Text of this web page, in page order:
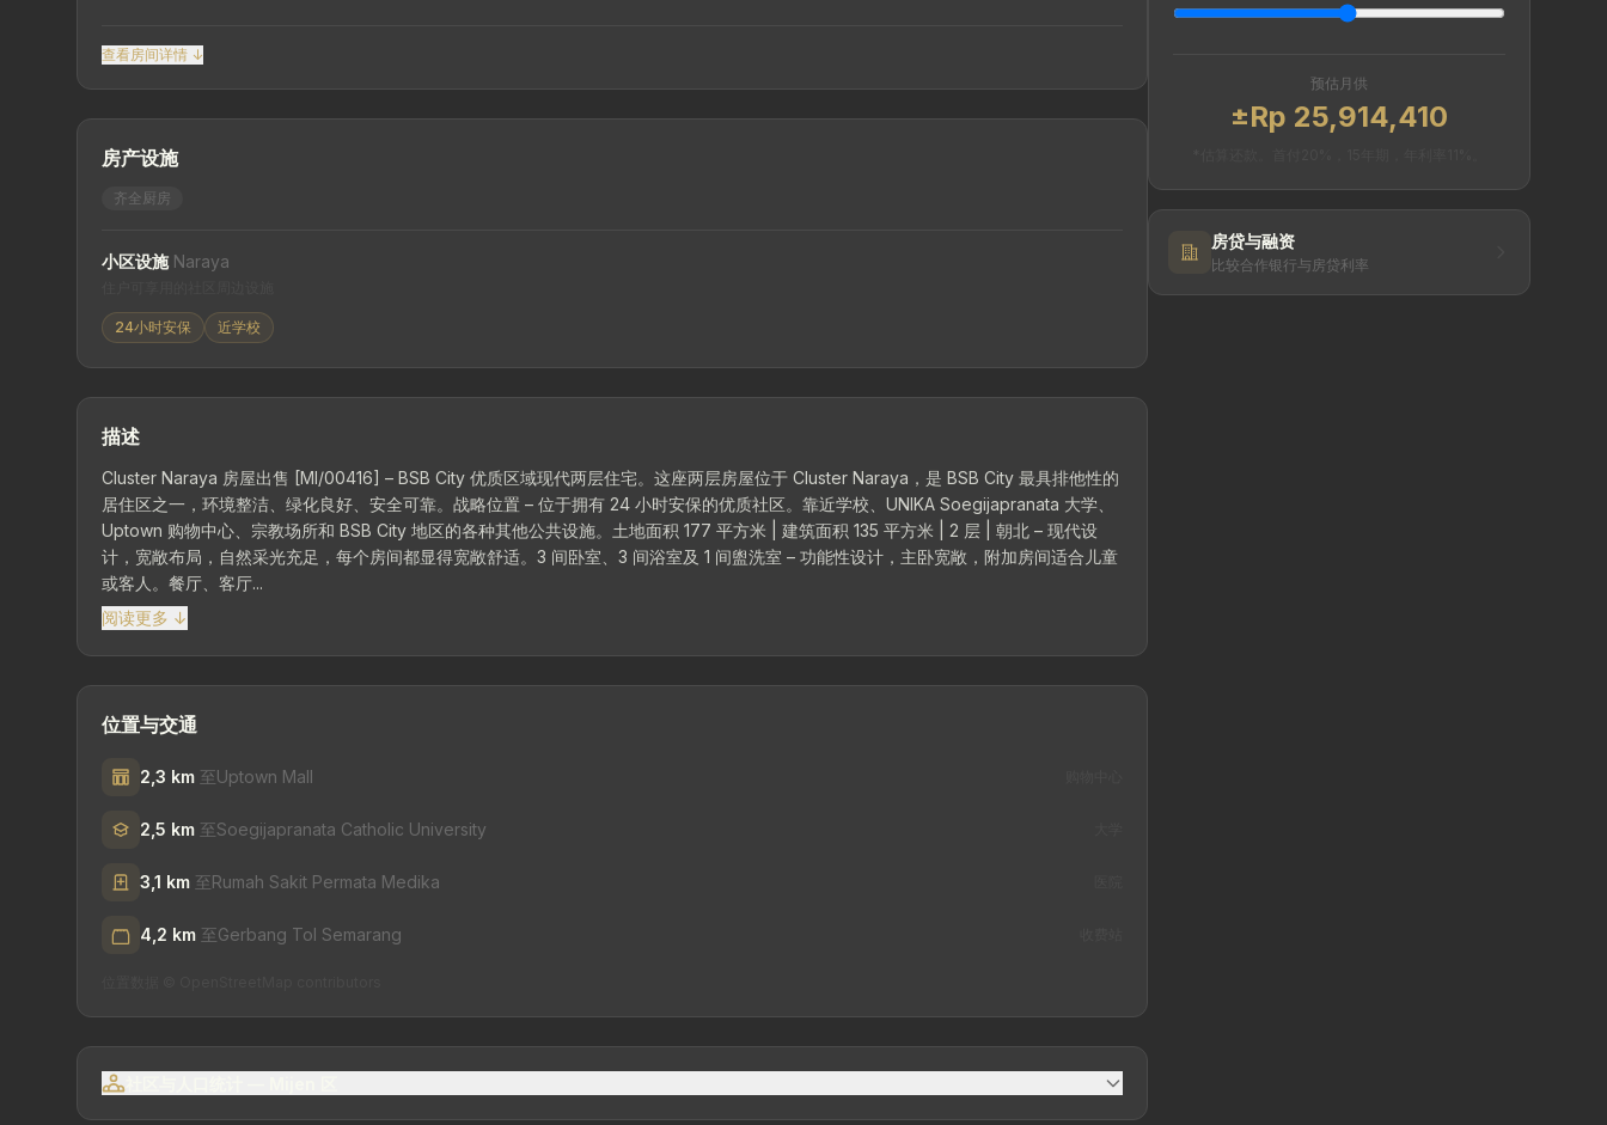
查看房间详情 ↓
房产设施
齐全厨房
小区设施 Naraya
24小时安保 近学校
描述
Cluster Naraya 房屋出售 [MI/00416] – BSB City 优质区域现代两层住宅。这座两层房屋位于 Cluster Naraya，是 BSB City 最具排他性的
居住区之一，环境整洁、绿化良好、安全可靠。战略位置 – 位于拥有 24 小时安保的优质社区。靠近学校、UNIKA Soegijapranata 大学、
Uptown 购物中心、宗教场所和 BSB City 地区的各种其他公共设施。土地面积 177 平方米 | 建筑面积 135 平方米 | 2 层 | 朝北 – 现代设
计，宽敞布局，自然采光充足，每个房间都显得宽敞舒适。3 间卧室、3 间浴室及 1 间盥洗室 – 功能性设计，主卧宽敞，附加房间适合儿童
或客人。餐厅、客厅...
阅读更多 ↓
位置与交通
2,3 km 至Uptown Mall
2,5 km 至Soegijapranata Catholic University
3,1 km 至Rumah Sakit Permata Medika
4,2 km 至Gerbang Tol Semarang
预估月供
±Rp 25,914,410
房贷与融资
比较合作银行与房贷利率